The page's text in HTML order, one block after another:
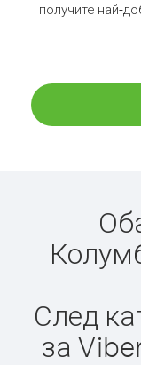
получите най-
След
за